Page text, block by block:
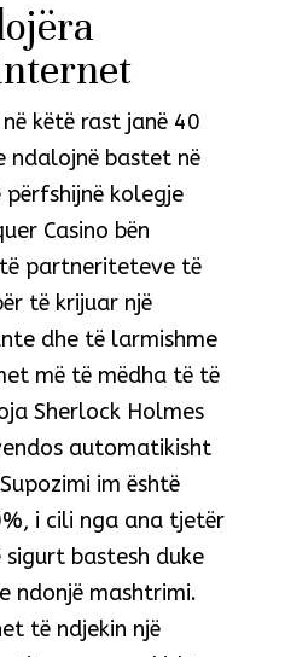
këtë rast janë 40
ndalojnë bastet në
kolegje
Casino bën
partneriteteve të
të krijuar një
dhe të larmishme
më të mëdha të të
Sherlock Holmes
automatikisht
im është
i cili nga ana tjetër
sigurt bastesh duke
ndonjë mashtrimi.
të ndjekin një